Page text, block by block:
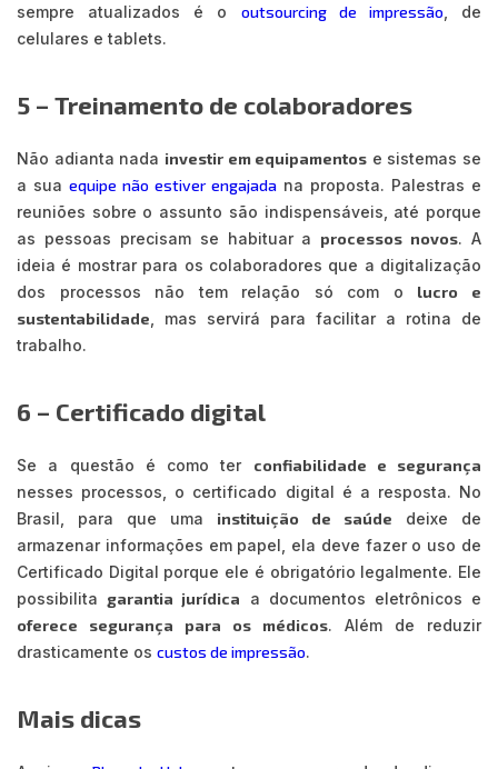
sempre atualizados é o outsourcing de impressão , de
celulares e tablets.
5 – Treinamento de colaboradores
Não adianta nada investir em equipamentos e sistemas se
a sua equipe não estiver engajada na proposta. Palestras e
reuniões sobre o assunto são indispensáveis, até porque
as pessoas precisam se habituar a processos novos. A
ideia é mostrar para os colaboradores que a digitalização
dos processos não tem relação só com o lucro e
sustentabilidade , mas servirá para facilitar a rotina de
trabalho.
6 – Certificado digital
Se a questão é como ter confiabilidade e segurança
nesses processos, o certificado digital é a resposta. No
Brasil, para que uma instituição de saúde deixe de
armazenar informações em papel, ela deve fazer o uso de
Certificado Digital porque ele é obrigatório legalmente. Ele
possibilita garantia jurídica a documentos eletrônicos e
oferece segurança para os médicos. Além de reduzir
drasticamente os custos de impressão.
Mais dicas